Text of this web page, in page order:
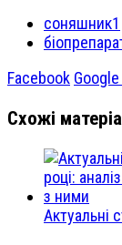
соняшник1
Facebook
Схожі
Актуальні